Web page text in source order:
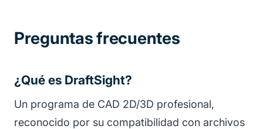
Preguntas frecuentes
¿Qué es DraftSight?
Un programa de CAD 2D/3D profesional,
reconocido por su compatibilidad con archivos